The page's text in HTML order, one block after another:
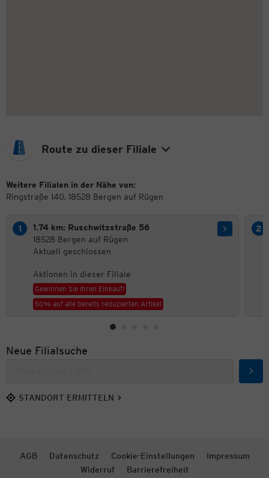
Route zu dieser Filiale
Weitere Filialen in der Nähe von:
Ringstraße 140, 18528 Bergen auf Rügen
1.74 km: Ruschwitzstraße 56
18528 Bergen auf Rügen
Aktuell geschlossen
Aktionen in dieser Filiale
Gewinnen Sie Ihren Einkauf!
50% auf alle bereits reduzierten Artikel
Neue Filialsuche
STANDORT ERMITTELN
AGB Datenschutz Cookie-Einstellungen
Impressum
Widerruf
Barrierefreiheit